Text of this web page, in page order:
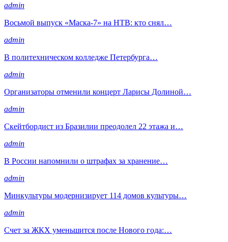
admin
Восьмой выпуск «Маска-7» на НТВ: кто снял…
admin
В политехническом колледже Петербурга…
admin
Организаторы отменили концерт Ларисы Долиной…
admin
Скейтбордист из Бразилии преодолел 22 этажа и…
admin
В России напомнили о штрафах за хранение…
admin
Минкультуры модернизирует 114 домов культуры…
admin
Счет за ЖКХ уменьшится после Нового года:…